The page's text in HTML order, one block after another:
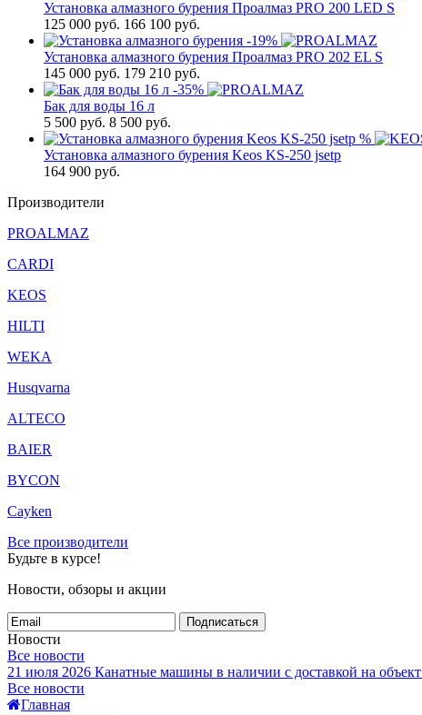
Установка алмазного бурения Проалмаз PRO 200 LED S
125 000 руб. 166 100 руб.
-19%
Установка алмазного бурения Проалмаз PRO 202 EL S
145 000 руб. 179 210 руб.
-35%
Бак для воды 16 л
5 500 руб. 8 500 руб.
%
Установка алмазного бурения Keos KS-250 jsetp
164 900 руб.
Производители
PROALMAZ
CARDI
KEOS
HILTI
WEKA
Husqvarna
ALTECO
BAIER
BYCON
Cayken
Все производители
Будьте в курсе!
Новости, обзоры и акции
Подписаться
Новости
Все новости
21 июля 2026 Канатные машины в наличии с доставкой на объект
Все новости
Главная